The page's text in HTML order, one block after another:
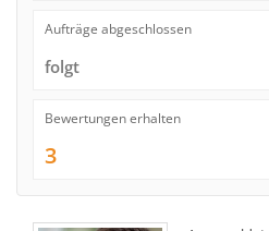
Aufträge abgeschlossen
folgt
Bewertungen erhalten
3